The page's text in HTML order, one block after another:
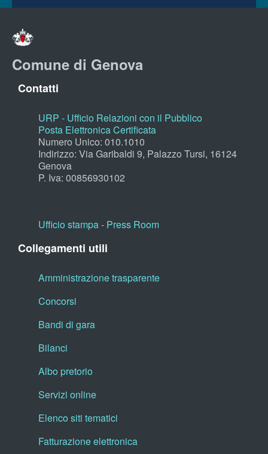
Comune di Genova
Contatti
URP - Ufficio Relazioni con il Pubblico
Posta Elettronica Certificata
Numero Unico: 010.1010
Indirizzo: Via Garibaldi 9, Palazzo Tursi, 16124
Genova
P. Iva: 00856930102
Ufficio stampa - Press Room
Collegamenti utili
Amministrazione trasparente
Concorsi
Bandi di gara
Bilanci
Albo pretorio
Servizi online
Elenco siti tematici
Fatturazione elettronica